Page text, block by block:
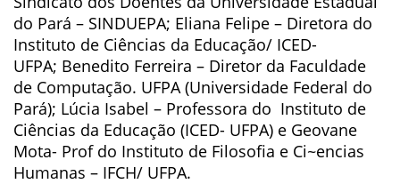
do Pará – SINDUEPA; Eliana Felipe – Diretora do
Instituto de Ciências da Educação/ ICED-
UFPA; Benedito Ferreira – Diretor da Faculdade
de Computação. UFPA (Universidade Federal do
Pará); Lúcia Isabel – Professora do Instituto de
Ciências da Educação (ICED- UFPA) e Geovane
Mota- Prof do Instituto de Filosofia e Ci~encias
Humanas – IFCH/ UFPA.